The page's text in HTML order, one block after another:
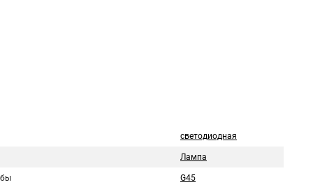
светодиодная
Лампа
G45